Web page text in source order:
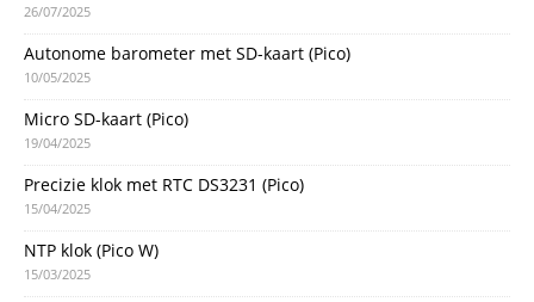
26/07/2025
Autonome barometer met SD-kaart (Pico)
10/05/2025
Micro SD-kaart (Pico)
19/04/2025
Precizie klok met RTC DS3231 (Pico)
15/04/2025
NTP klok (Pico W)
15/03/2025